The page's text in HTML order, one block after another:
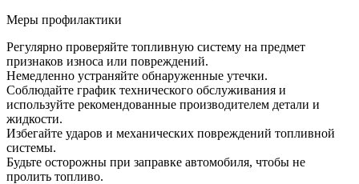
Меры профилактики
Регулярно проверяйте топливную систему на предмет
признаков износа или повреждений.
Немедленно устраняйте обнаруженные утечки.
Соблюдайте график технического обслуживания и
используйте рекомендованные производителем детали и
жидкости.
Избегайте ударов и механических повреждений топливной
системы.
Будьте осторожны при заправке автомобиля, чтобы не
пролить топливо.